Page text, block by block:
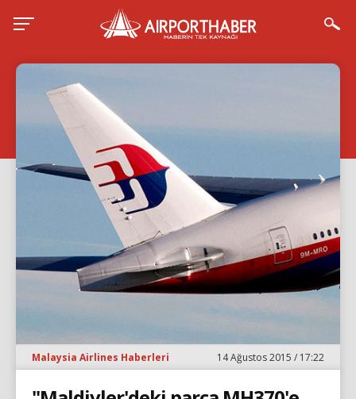
Malaysia Airlines Haberleri 14 Ağustos 2015 / 17:22